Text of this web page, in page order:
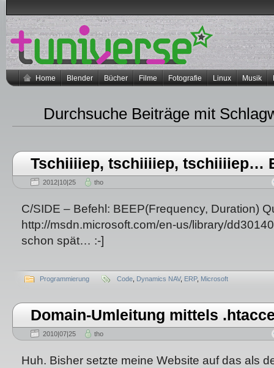
Home Blender Bücher Filme Fotografie Linux Musik
Durchsuche Beiträge mit
Tschiiiiep, tschiiiiep, tschiiiiep…
2012|10|25 tho
C/SIDE – Befehl: BEEP(Frequency, Duration)
http://msdn.microsoft.com/en-us/library/
schon spät… :-]
Programmierung Code Dynamics NAV, ERP, Microsoft
Domain-Umleitung mittels
2010|07|25 tho
Huh. Bisher setzte meine Website auf das als